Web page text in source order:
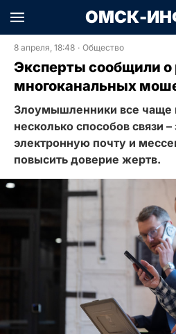
ОМСК-
8 апреля, 18:48 · Общество
Эксперты сообщили о
многоканальных
Злоумышленники все чаще
несколько способов связи
электронную почту и
повысить доверие жертв.